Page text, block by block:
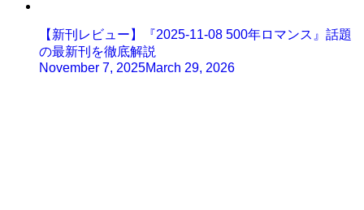
【新刊レビュー】『2025-11-08 500年ロマンス』話題
の最新刊を徹底解説
November 7, 2025March 29, 2026